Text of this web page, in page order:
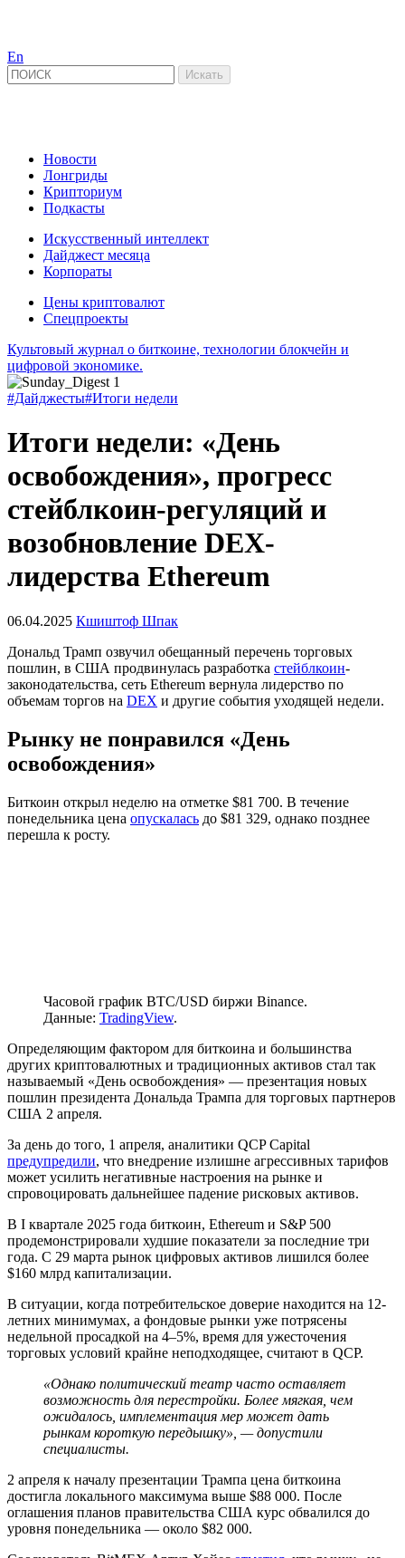
En
Новости
Лонгриды
Крипториум
Подкасты
Искусственный интеллект
Дайджест месяца
Корпораты
Цены криптовалют
Спецпроекты
Культовый журнал о биткоине, технологии блокчейн и
цифровой экономике.
#Дайджесты#Итоги недели
Итоги недели: «День
освобождения», прогресс
стейблкоин-регуляций и
возобновление DEX-
лидерства Ethereum
06.04.2025 Кшиштоф Шпак
Дональд Трамп озвучил обещанный перечень торговых
пошлин, в США продвинулась разработка стейблкоин-
законодательства, сеть Ethereum вернула лидерство по
объемам торгов на DEX и другие события уходящей недели.
Рынку не понравился «День
освобождения»
Биткоин открыл неделю на отметке $81 700. В течение
понедельника цена опускалась до $81 329, однако позднее
перешла к росту.
Часовой график BTC/USD биржи Binance.
Данные: TradingView.
Определяющим фактором для биткоина и большинства
других криптовалютных и традиционных активов стал так
называемый «День освобождения» — презентация новых
пошлин президента Дональда Трампа для торговых партнеров
США 2 апреля.
За день до того, 1 апреля, аналитики QCP Capital
предупредили, что внедрение излишне агрессивных тарифов
может усилить негативные настроения на рынке и
спровоцировать дальнейшее падение рисковых активов.
В I квартале 2025 года биткоин, Ethereum и S&P 500
продемонстрировали худшие показатели за последние три
года. C 29 марта рынок цифровых активов лишился более
$160 млрд капитализации.
В ситуации, когда потребительское доверие находится на 12-
летних минимумах, а фондовые рынки уже потрясены
недельной просадкой на 4–5%, время для ужесточения
торговых условий крайне неподходящее, считают в QCP.
«Однако политический театр часто оставляет
возможность для перестройки. Более мягкая, чем
ожидалось, имплементация мер может дать
рынкам короткую передышку», — допустили
специалисты.
2 апреля к началу презентации Трампа цена биткоина
достигла локального максимума выше $88 000. После
оглашения планов правительства США курс обвалился до
уровня понедельника — около $82 000.